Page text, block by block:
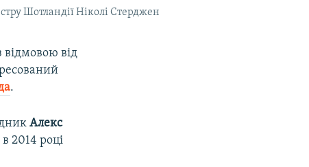
Шотландії Ніколі Стерджен
відмовою від
.
Алекс
2014 році